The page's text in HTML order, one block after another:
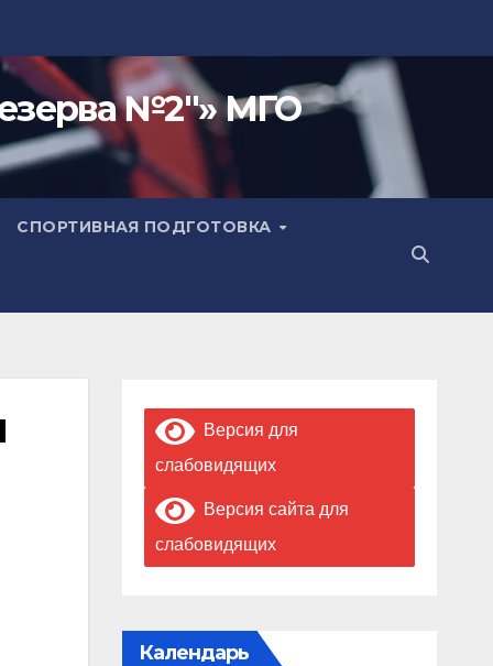
№2"» МГО
СПОРТИВНАЯ ПОДГОТОВКА
Версия для
слабовидящих
Версия сайта для
слабовидящих
Календарь